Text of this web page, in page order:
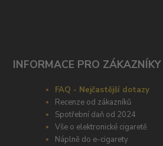
INFORMACE PRO ZÁKAZNÍKY
FAQ - Nejčastější dotazy
Recenze od zákazníků
Spotřební daň od 2024
Vše o elektronické cigaretě
Náplně do e-cigarety